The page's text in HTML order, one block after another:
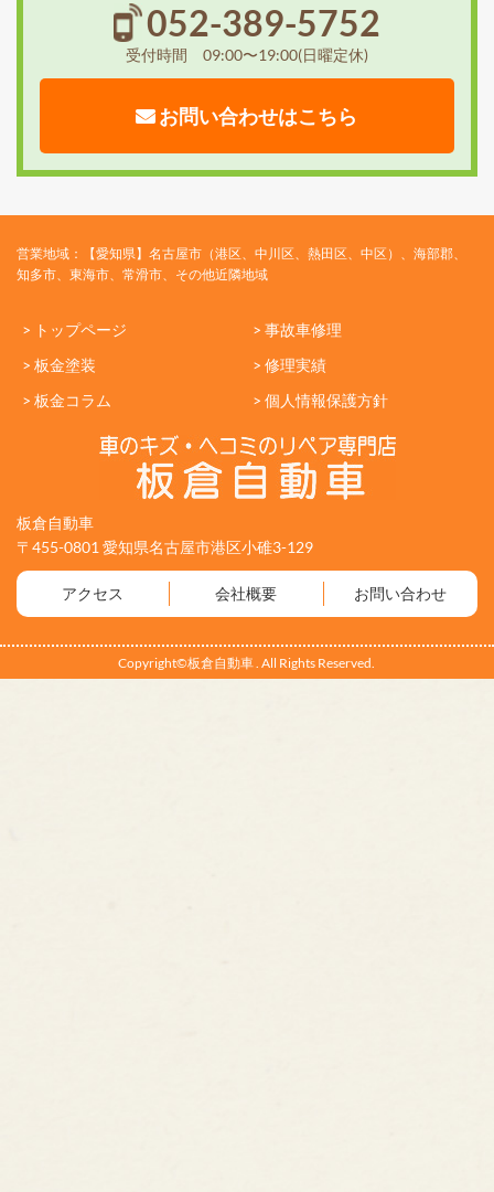
052-389-5752
受付時間 09:00〜19:00(日曜定休)
お問い合わせはこちら
営業地域：【愛知県】名古屋市（港区、中川区、熱田区、中区）、海部郡、
知多市、東海市、常滑市、その他近隣地域
> トップページ
> 事故車修理
> 板金塗装
> 修理実績
> 板金コラム
> 個人情報保護方針
板倉自動車
〒455-0801 愛知県名古屋市港区小碓3-129
アクセス 会社概要 お問い合わせ
Copyright©板倉自動車 . All Rights Reserved.